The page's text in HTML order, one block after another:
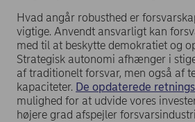
Hvad angår robusthed er
vigtige. Anvendt ansvarligt kan
med til at beskytte demokratiet og
Strategisk autonomi afhænger i
af traditionelt forsvar, men også af
kapaciteter. De opdaterede
mulighed for at udvide vores
højere grad afspejler